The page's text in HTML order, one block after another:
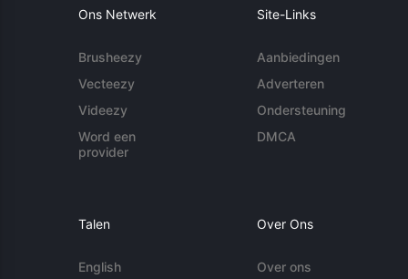
Ons Netwerk
Brusheezy
Vecteezy
Videezy
Word een
provider
Site-Links
Aanbiedingen
Adverteren
Ondersteuning
DMCA
Talen
English
Over Ons
Over ons